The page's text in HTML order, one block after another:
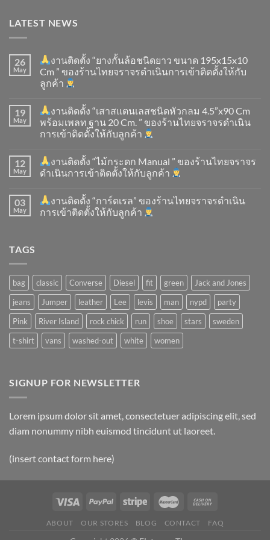
LATEST NEWS
26
May
งานติดตั้ง “ยางกั้นล้อชนิดยาว ขนาด 195x15x10
Cm ” ของร้านไทยจราจรดำเนินการเข้าติดตั้ง​ให้กับ
ลูกค้า
19
May
งานติดตั้ง “เสาสแตนเลสชนิดหัวกลม 4.5”x90 Cm
พร้อมเพลท ฐาน 20 Cm. ” ของร้านไทยจราจรดำเนิน
การเข้าติดตั้ง​ให้กับลูกค้า
12
May
งานติดตั้ง “ไม้กระดก Manual ” ของร้านไทยจราจร
ดำเนินการเข้าติดตั้ง​ให้กับลูกค้า
03
May
งานติดตั้ง “การ์ดเรล” ของร้านไทยจราจรดำเนิน
การเข้าติดตั้ง​ให้กับลูกค้า
TAGS
bag classic Converse Diesel fit green
Jack and Jones
jeans
Jumper leather Lee levis man nypd
party
Pink
River Island rock chick run shoe stars
sweden
t-shirt
vans washed-out white women
SIGNUP FOR NEWSLETTER
Lorem ipsum dolor sit amet, consectetuer adipiscing elit, sed
diam nonummy nibh euismod tincidunt ut laoreet.
(insert contact form here)
ABOUT OUR STORES BLOG CONTACT FAQ